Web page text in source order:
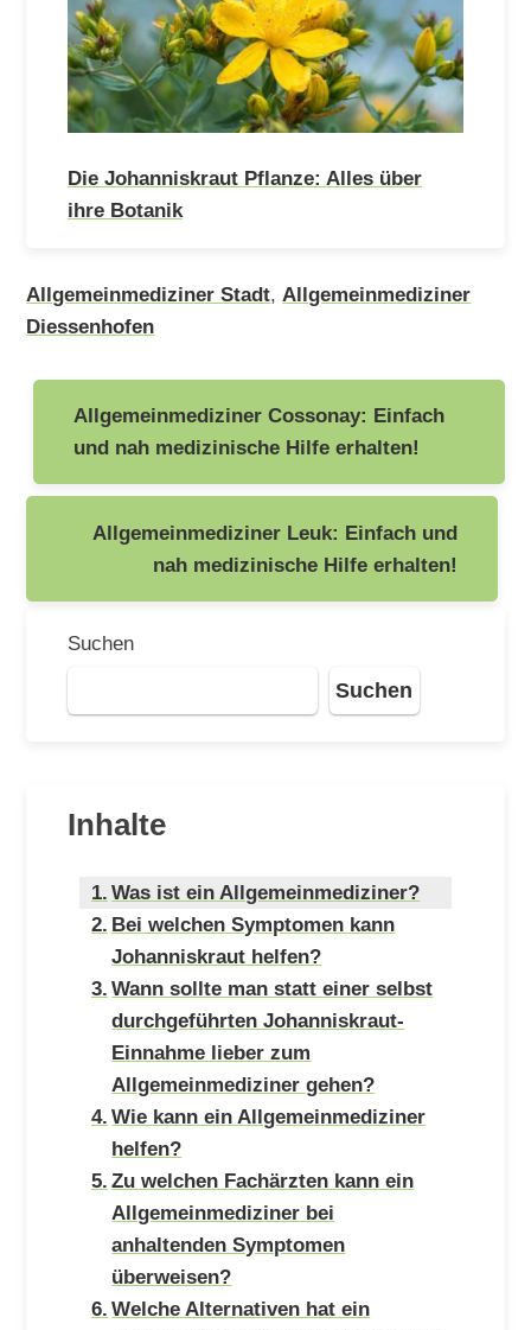
Die Johanniskraut Pflanze: Alles über
ihre Botanik
Allgemeinmediziner Stadt, Allgemeinmediziner
Diessenhofen
Beitragsnavigation
Allgemeinmediziner Cossonay: Einfach
und nah medizinische Hilfe erhalten!
Allgemeinmediziner Leuk: Einfach und
nah medizinische Hilfe erhalten!
Suchen
Suchen
Inhalte
Was ist ein Allgemeinmediziner?
Bei welchen Symptomen kann
Johanniskraut helfen?
Wann sollte man statt einer selbst
durchgeführten Johanniskraut-
Einnahme lieber zum
Allgemeinmediziner gehen?
Wie kann ein Allgemeinmediziner
helfen?
Zu welchen Fachärzten kann ein
Allgemeinmediziner bei
anhaltenden Symptomen
überweisen?
Welche Alternativen hat ein